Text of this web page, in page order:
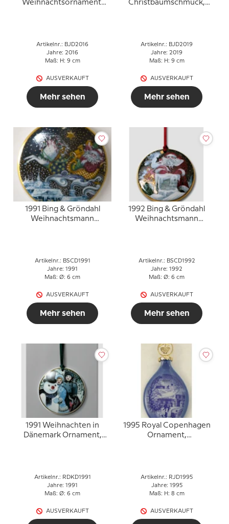
Weihnachtsornament,
Artikelnr.: BJD2016
Jahre: 2016
Maß: H: 9 cm
AUSVERKAUFT
Mehr sehen
Christbaumschmuck,
Artikelnr.: BJD2019
Jahre: 2019
Maß: H: 9 cm
AUSVERKAUFT
Mehr sehen
1991 Bing & Gröndahl
Weihnachtsmann
Artikelnr.: BSCD1991
Jahre: 1991
Maß: Ø: 6 cm
AUSVERKAUFT
Mehr sehen
1992 Bing & Gröndahl
Weihnachtsmann
Artikelnr.: BSCD1992
Jahre: 1992
Maß: Ø: 6 cm
AUSVERKAUFT
Mehr sehen
1991 Weihnachten in
Dänemark Ornament,
Artikelnr.: RDKD1991
Jahre: 1991
Maß: Ø: 6 cm
AUSVERKAUFT
1995 Royal Copenhagen
Ornament,
Artikelnr.: RJD1995
Jahre: 1995
Maß: H: 8 cm
AUSVERKAUFT